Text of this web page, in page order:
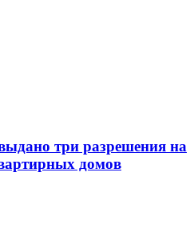
три разрешения на
домов